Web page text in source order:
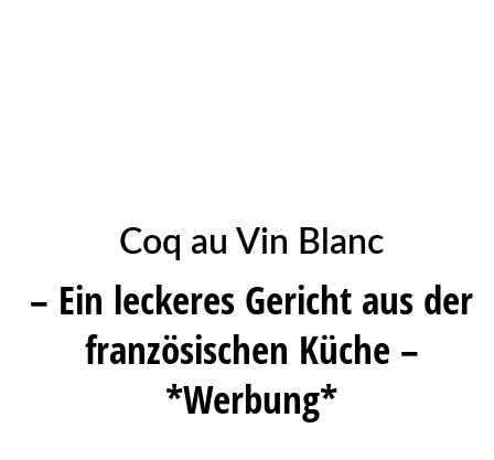
Coq au Vin Blanc
– Ein leckeres Gericht aus der
französischen Küche –
*Werbung*